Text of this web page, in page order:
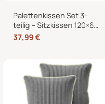
Palettenkissen Set 3-
teilig – Sitzkissen 120×60
cm + 2 Rückenkissen
60×40 cm für
37,99€